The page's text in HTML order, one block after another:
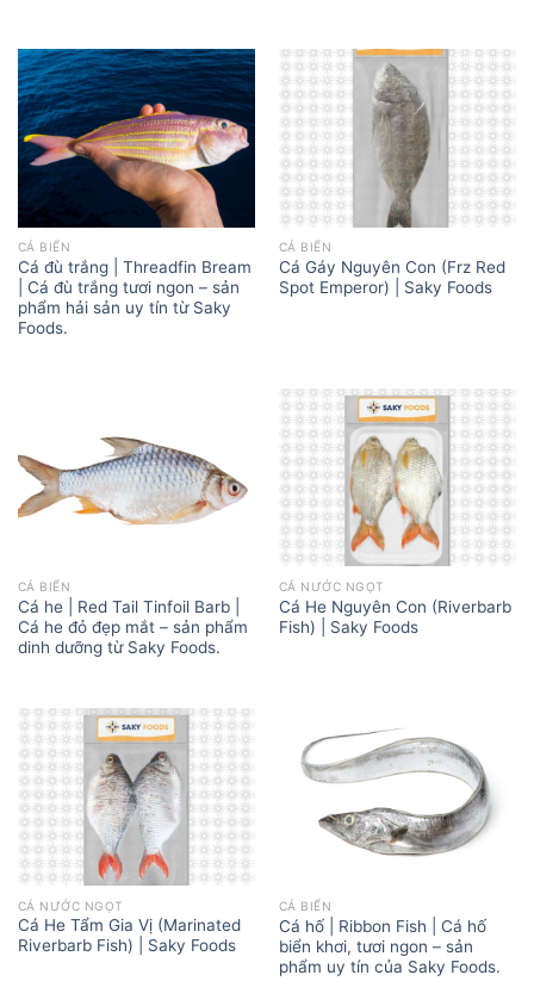
CÁ BIỂN
Cá đù trắng | Threadfin Bream
| Cá đù trắng tươi ngon – sản
phẩm hải sản uy tín từ Saky
Foods.
CÁ BIỂN
Cá Gáy Nguyên Con (Frz Red
Spot Emperor) | Saky Foods
CÁ BIỂN
Cá he | Red Tail Tinfoil Barb |
Cá he đỏ đẹp mắt – sản phẩm
dinh dưỡng từ Saky Foods.
CÁ NƯỚC NGỌT
Cá He Nguyên Con (Riverbarb
Fish) | Saky Foods
CÁ NƯỚC NGỌT
Cá He Tẩm Gia Vị (Marinated
Riverbarb Fish) | Saky Foods
CÁ BIỂN
Cá hố | Ribbon Fish | Cá hố
biển khơi, tươi ngon – sản
phẩm uy tín của Saky Foods.